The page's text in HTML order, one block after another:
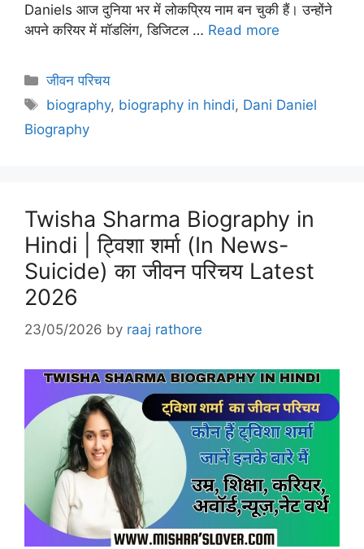
Daniels आज दुनिया भर में लोकप्रिय नाम बन चुकी हैं। उन्होंने
अपने करियर में मॉडलिंग, डिजिटल … Read more
Categories
जीवन परिचय
Tags
biography, biography in hindi, Dani Daniel
Biography
Twisha Sharma Biography in
Hindi | ट्विशा शर्मा (In News-
Suicide) का जीवन परिचय Latest
2026
23/05/2026 by raaj rathore